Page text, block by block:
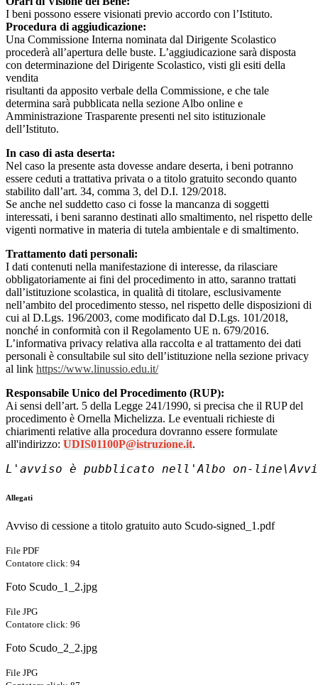
I beni possono essere visionati previo accordo con l’Istituto.
Procedura di aggiudicazione:
Una Commissione Interna nominata dal Dirigente Scolastico
procederà all’apertura delle buste. L’aggiudicazione sarà disposta
con determinazione del Dirigente Scolastico, visti gli esiti della
vendita
risultanti da apposito verbale della Commissione, e che tale
determina sarà pubblicata nella sezione Albo online e
Amministrazione Trasparente presenti nel sito istituzionale
dell’Istituto.
In caso di asta deserta:
Nel caso la presente asta dovesse andare deserta, i beni potranno
essere ceduti a trattativa privata o a titolo gratuito secondo quanto
stabilito dall’art. 34, comma 3, del D.I. 129/2018.
Se anche nel suddetto caso ci fosse la mancanza di soggetti
interessati, i beni saranno destinati allo smaltimento, nel rispetto delle
vigenti normative in materia di tutela ambientale e di smaltimento.
Trattamento dati personali:
I dati contenuti nella manifestazione di interesse, da rilasciare
obbligatoriamente ai fini del procedimento in atto, saranno trattati
dall’istituzione scolastica, in qualità di titolare, esclusivamente
nell’ambito del procedimento stesso, nel rispetto delle disposizioni di
cui al D.Lgs. 196/2003, come modificato dal D.Lgs. 101/2018,
nonché in conformità con il Regolamento UE n. 679/2016.
L’informativa privacy relativa alla raccolta e al trattamento dei dati
personali è consultabile sul sito dell’istituzione nella sezione privacy
al link https://www.linussio.edu.it/
Responsabile Unico del Procedimento (RUP):
Ai sensi dell’art. 5 della Legge 241/1990, si precisa che il RUP del
procedimento è Ornella Michelizza. Le eventuali richieste di
chiarimenti relative alla procedura dovranno essere formulate
all'indirizzo: UDIS01100P@istruzione.it.
L'avviso è pubblicato nell'Albo on-
Allegati
Avviso di cessione a titolo gratuito auto Scudo-signed_1.pdf
File PDF
Contatore click: 94
Foto Scudo_1_2.jpg
File JPG
Contatore click: 96
Foto Scudo_2_2.jpg
File JPG